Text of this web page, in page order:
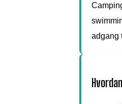
adgang